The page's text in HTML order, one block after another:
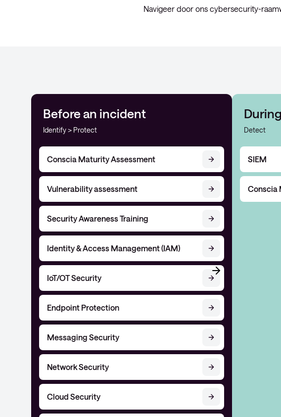
Navigeer door ons cybersecurity-
Before an incident
Identify > Protect
Conscia Maturity Assessment
Vulnerability assessment
Security Awareness Training
Identity & Access Management (IAM)
IoT/OT Security
Endpoint Protection
Messaging Security
Network Security
Cloud Security
Detect
SIEM
Conscia